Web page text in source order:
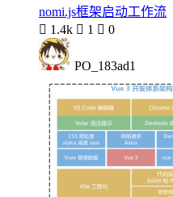
nomi.js框架启动工作流
 1.4k  1  0
PO_183ad1